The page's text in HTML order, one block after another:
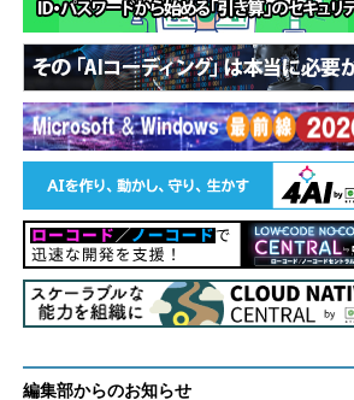
Anniversary Updateのリリースに向け
を搭載したWindows 10 Insider
本連載第57回で既に紹介したように
ースクリーンには「QRコード」が埋
によってQRコードが変化するような
フトの「http://windows.com/stopcode」
クセスできるというものです（画面7
Windows 10でBashやDockerが
Jeep 抽選で3万円分ギフ
ト当たる
PR(Jeep Japan)
「楽しさ」を感
の心を動かすクリ
ティビティを届
PR(dentsu Japan)
この記事に関連する製品／サービスを比較
用途にあったOSやエディションを選択でき
ディストリビューションの違いは要確認！
編集部からのお知らせ